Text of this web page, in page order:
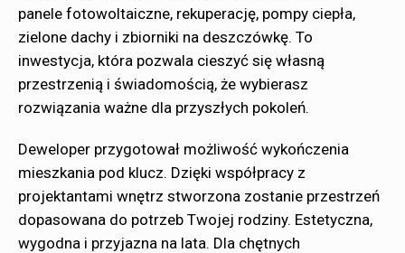
panele fotowoltaiczne, rekuperację, pompy ciepła,
zielone dachy i zbiorniki na deszczówkę. To
inwestycja, która pozwala cieszyć się własną
przestrzenią i świadomością, że wybierasz
rozwiązania ważne dla przyszłych pokoleń.
Deweloper przygotował możliwość wykończenia
mieszkania pod klucz. Dzięki współpracy z
projektantami wnętrz stworzona zostanie przestrzeń
dopasowana do potrzeb Twojej rodziny. Estetyczna,
wygodna i przyjazna na lata. Dla chętnych